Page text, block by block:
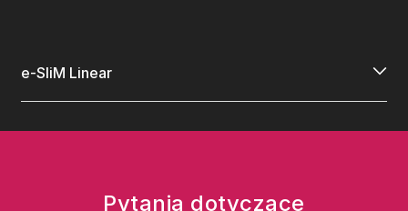
e-SliM Linear
Pytania dotyczące